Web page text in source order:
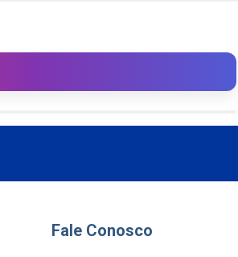
Fale Conosco